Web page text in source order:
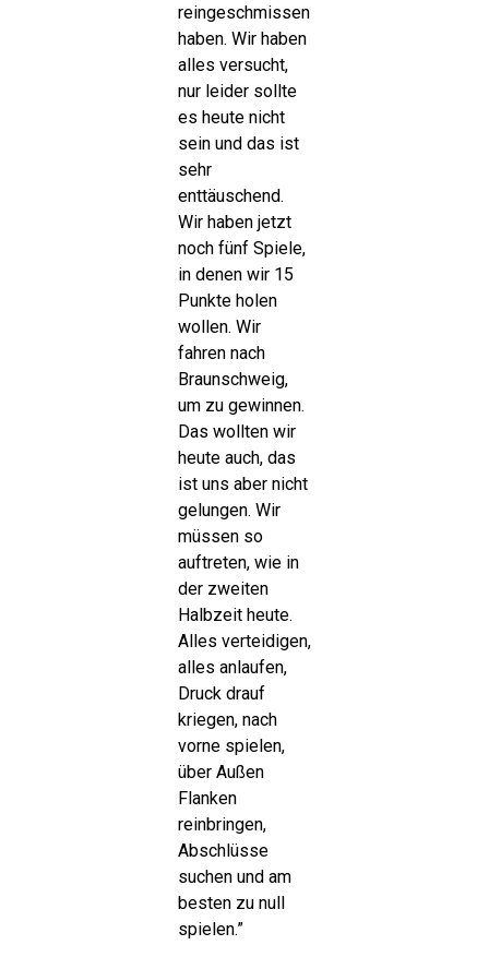
reingeschmissen
haben. Wir haben
alles versucht,
nur leider sollte
es heute nicht
sein und das ist
sehr
enttäuschend.
Wir haben jetzt
noch fünf Spiele,
in denen wir 15
Punkte holen
wollen. Wir
fahren nach
Braunschweig,
um zu gewinnen.
Das wollten wir
heute auch, das
ist uns aber nicht
gelungen. Wir
müssen so
auftreten, wie in
der zweiten
Halbzeit heute.
Alles verteidigen,
alles anlaufen,
Druck drauf
kriegen, nach
vorne spielen,
über Außen
Flanken
reinbringen,
Abschlüsse
suchen und am
besten zu null
spielen.”